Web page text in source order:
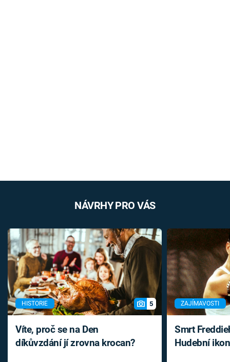
NÁVRHY PRO VÁS
HISTORIE 5
Víte, proč se na Den
díkůvzdání jí zrovna krocan?
ZAJÍMAVOSTI
Smrt
Hudební